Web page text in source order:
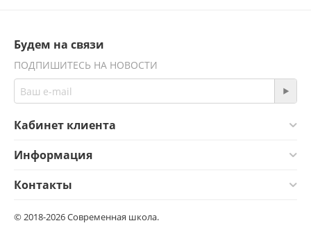
Будем на связи
ПОДПИШИТЕСЬ НА НОВОСТИ
Кабинет клиента
Информация
Контакты
© 2018-2026 Современная школа.